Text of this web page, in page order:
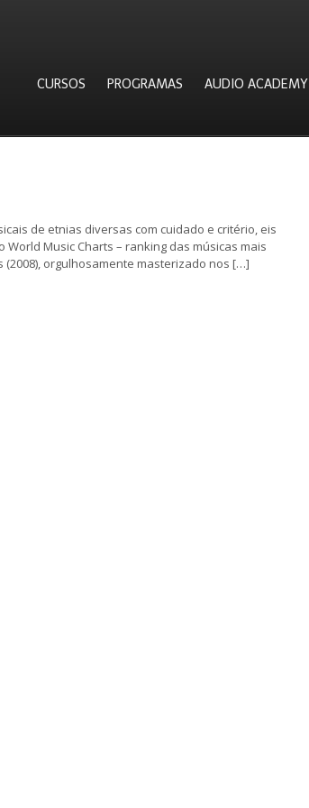
CURSOS PROGRAMAS AUDIO ACADEMY
de etnias diversas com cuidado e critério, eis
Music Charts – ranking das músicas mais
orgulhosamente masterizado nos […]